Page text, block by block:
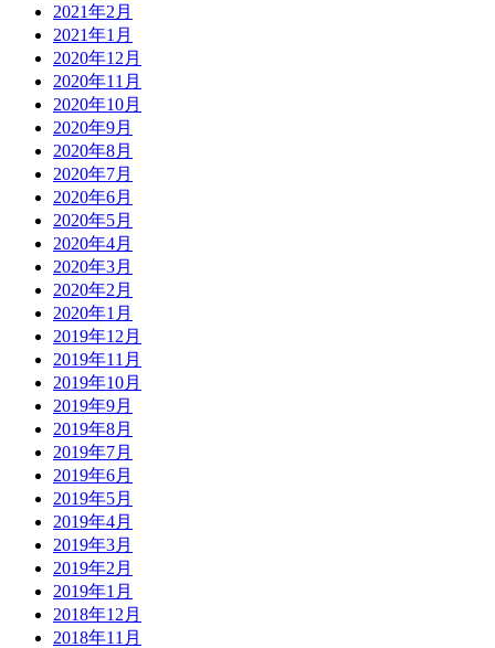
2021年2月
2021年1月
2020年12月
2020年11月
2020年10月
2020年9月
2020年8月
2020年7月
2020年6月
2020年5月
2020年4月
2020年3月
2020年2月
2020年1月
2019年12月
2019年11月
2019年10月
2019年9月
2019年8月
2019年7月
2019年6月
2019年5月
2019年4月
2019年3月
2019年2月
2019年1月
2018年12月
2018年11月